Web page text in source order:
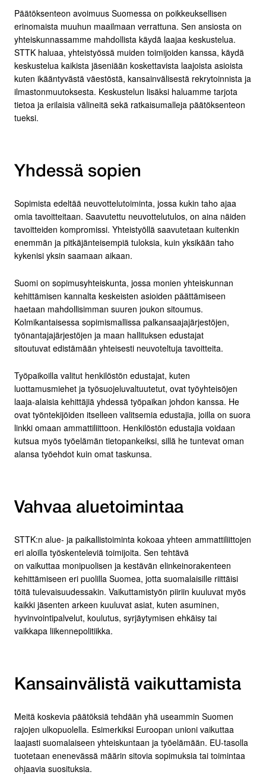
Päätöksenteon avoimuus Suomessa on poikkeuksellisen
erinomaista muuhun maailmaan verrattuna. Sen ansiosta on
yhteiskunnassamme mahdollista käydä laajaa keskustelua.
STTK haluaa, yhteistyössä muiden toimijoiden kanssa, käydä
keskustelua kaikista jäseniään koskettavista laajoista asioista
kuten ikääntyvästä väestöstä, kansainvälisestä rekrytoinnista ja
ilmastonmuutoksesta. Keskustelun lisäksi haluamme tarjota
tietoa ja erilaisia välineitä sekä ratkaisumalleja päätöksenteon
tueksi.
Yhdessä sopien
Sopimista edeltää neuvottelutoiminta, jossa kukin taho ajaa
omia tavoitteitaan. Saavutettu neuvottelutulos, on aina näiden
tavoitteiden kompromissi. Yhteistyöllä saavutetaan kuitenkin
enemmän ja pitkäjänteisempiä tuloksia, kuin yksikään taho
kykenisi yksin saamaan aikaan.
Suomi on sopimusyhteiskunta, jossa monien yhteiskunnan
kehittämisen kannalta keskeisten asioiden päättämiseen
haetaan mahdollisimman suuren joukon sitoumus.
Kolmikantaisessa sopimismallissa palkansaajajärjestöjen,
työnantajajärjestöjen ja maan hallituksen edustajat
sitoutuvat edistämään yhteisesti neuvoteltuja tavoitteita.
Työpaikoilla valitut henkilöstön edustajat, kuten
luottamusmiehet ja työsuojeluvaltuutetut, ovat työyhteisöjen
laaja-alaisia kehittäjiä yhdessä työpaikan johdon kanssa. He
ovat työntekijöiden itselleen valitsemia edustajia, joilla on suora
linkki omaan ammattiliittoon. Henkilöstön edustajia voidaan
kutsua myös työelämän tietopankeiksi, sillä he tuntevat oman
alansa työehdot kuin omat taskunsa.
Vahvaa aluetoimintaa
STTK:n alue- ja paikallistoiminta kokoaa yhteen ammattiliittojen
eri aloilla työskenteleviä toimijoita. Sen tehtävä
on vaikuttaa monipuolisen ja kestävän elinkeinorakenteen
kehittämiseen eri puolilla Suomea, jotta suomalaisille riittäisi
töitä tulevaisuudessakin. Vaikuttamistyön piiriin kuuluvat myös
kaikki jäsenten arkeen kuuluvat asiat, kuten asuminen,
hyvinvointipalvelut, koulutus, syrjäytymisen ehkäisy tai
vaikkapa liikennepolitiikka.
Kansainvälistä vaikuttamista
Meitä koskevia päätöksiä tehdään yhä useammin Suomen
rajojen ulkopuolella. Esimerkiksi Euroopan unioni vaikuttaa
laajasti suomalaiseen yhteiskuntaan ja työelämään. EU-tasolla
tuotetaan enenevässä määrin sitovia sopimuksia tai toimintaa
ohjaavia suosituksia.